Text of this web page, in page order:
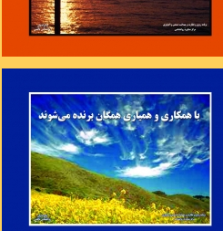
محیط تازه به خود فرصت دهیم ،